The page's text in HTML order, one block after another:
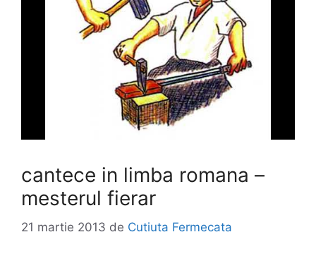
cantece in limba romana –
mesterul fierar
21 martie 2013 de Cutiuta Fermecata